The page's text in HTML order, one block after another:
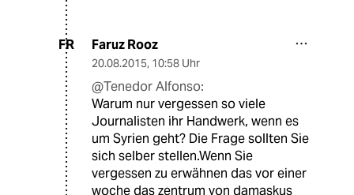
FR Faruz Rooz
20.08.2015, 10:58 Uhr
@Tenedor Alfonso:
Warum nur vergessen so viele
Journalisten ihr Handwerk, wenn es
um Syrien geht? Die Frage sollten Sie
sich selber stellen.Wenn Sie
vergessen zu erwähnen das vor einer
woche das zentrum von damaskus